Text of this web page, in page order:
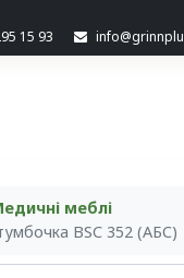
15 93
меблі
BSC 352 (АБС)